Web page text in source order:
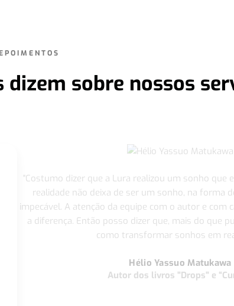
dizem sobre nossos
"Costumo dizer que a Lura realizou um sonho que
realidade não deixa de ser um sonho, na forma
impecável. A atenção da equipe com o autor e com
a diferença. Então posso dizer que, mais do que
como transformar sonhos em
Hélio Yassuo Matukawa
Autor dos livros "Drops" e